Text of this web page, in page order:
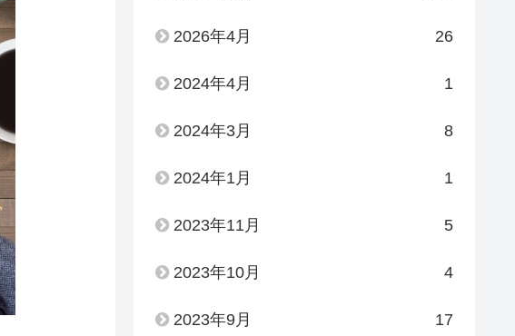
2026年4月 26
2024年4月 1
2024年3月 8
2024年1月 1
2023年11月 5
2023年10月 4
2023年9月 17